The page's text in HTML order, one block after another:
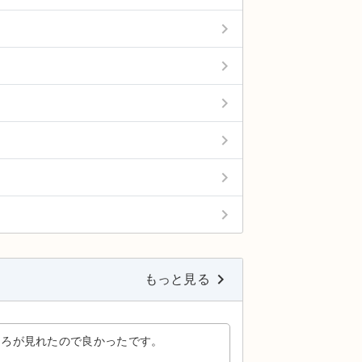
keyboard_arrow_right
keyboard_arrow_right
keyboard_arrow_right
keyboard_arrow_right
keyboard_arrow_right
keyboard_arrow_right
もっと見る keyboard_arrow_right
が見れたので良かったです。